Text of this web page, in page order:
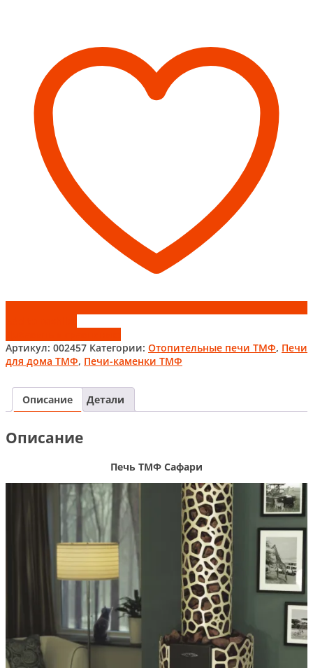
Артикул: 002457 Категории: Отопительные печи ТМФ, Печи
для дома ТМФ, Печи-каменки ТМФ
Описание Детали
Описание
Печь ТМФ Сафари